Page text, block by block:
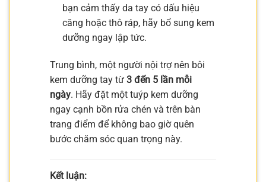
bạn cảm thấy da tay có dấu hiệu
căng hoặc thô ráp, hãy bổ sung kem
dưỡng ngay lập tức.
Trung bình, một người nội trợ nên bôi
kem dưỡng tay từ 3 đến 5 lần mỗi
ngày. Hãy đặt một tuýp kem dưỡng
ngay cạnh bồn rửa chén và trên bàn
trang điểm để không bao giờ quên
bước chăm sóc quan trọng này.
Kết luận: